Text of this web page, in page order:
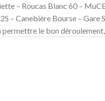
– Roucas Blanc 60 –
– Canebière Bourse – Gare
le bon